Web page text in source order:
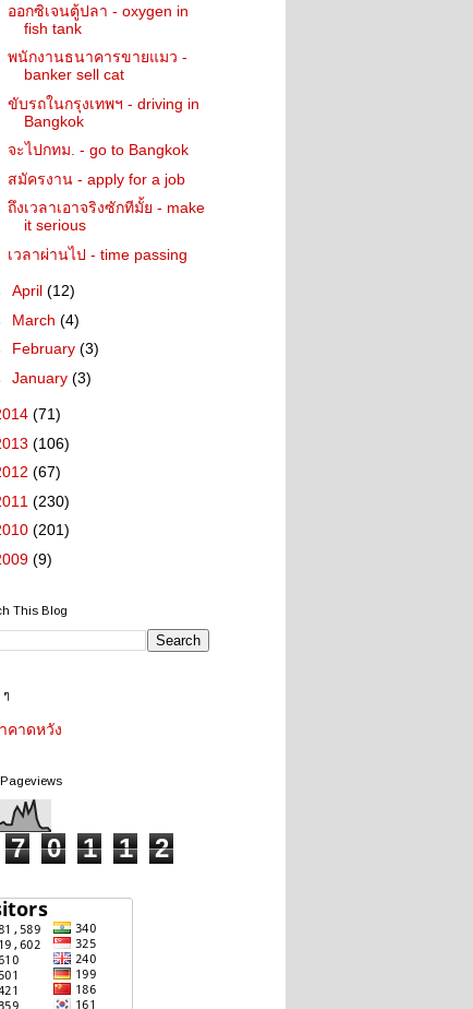
ออกซิเจนตู้ปลา - oxygen in
fish tank
พนักงานธนาคารขายแมว -
banker sell cat
ขับรถในกรุงเทพฯ - driving in
Bangkok
จะไปกทม. - go to Bangkok
สมัครงาน - apply for a job
ถึงเวลาเอาจริงซักทีมั้ย - make
it serious
เวลาผ่านไป - time passing
April (12)
March (4)
February (3)
January (3)
(71)
(106)
(67)
(230)
(201)
(9)
This Blog
คาดหวัง
7 0 1 1 2